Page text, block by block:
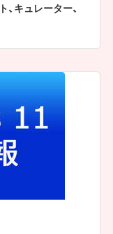
キュレーター、